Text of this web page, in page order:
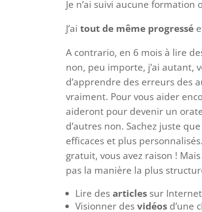
Je n’ai suivi aucune
J’aitout de même progressé
A contrario, en 6 mois à lire
non, peu importe, j’ai autant,
d’apprendre des erreurs des
vraiment. Pour vous aider
aideront pour devenir un
d’autres non. Sachez juste
efficaces et plus
gratuit, vous avez raison !
pas la manière la plus
Lire des articles sur Internet
Visionner desvidéos d’une